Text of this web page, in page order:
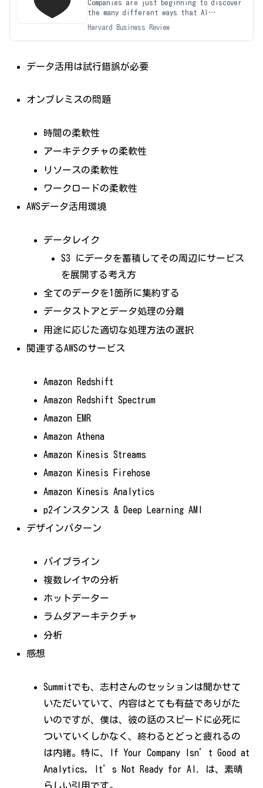
Companies are just beginning to discover
the many different ways that AI
technologies can potentially reinvent
businesse
Harvard Business Review
データ活用は試行錯誤が必要
オンプレミスの問題
時間の柔軟性
アーキテクチャの柔軟性
リソースの柔軟性
ワークロードの柔軟性
AWSデータ活用環境
データレイク
S3 にデータを蓄積してその周辺にサービス
を展開する考え方
全てのデータを1箇所に集約する
データストアとデータ処理の分離
用途に応じた適切な処理方法の選択
関連するAWSのサービス
Amazon Redshift
Amazon Redshift Spectrum
Amazon EMR
Amazon Athena
Amazon Kinesis Streams
Amazon Kinesis Firehose
Amazon Kinesis Analytics
p2インスタンス & Deep Learning AMI
デザインパターン
パイプライン
複数レイヤの分析
ホットデーター
ラムダアーキテクチャ
分析
感想
Summitでも、志村さんのセッションは聞かせて
いただいていて、内容はとても有益でありがた
いのですが、僕は、彼の話のスピードに必死に
ついていくしかなく、終わるとどっと疲れるの
は内緒。特に、If Your Company Isn’t Good at
Analytics, It’s Not Ready for AI. は、素晴
らしい引用です。